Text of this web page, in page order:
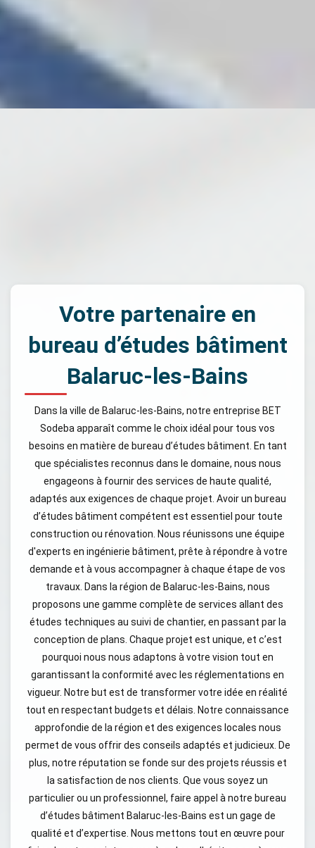
Votre partenaire en
bureau d’études bâtiment
Balaruc-les-Bains
Dans la ville de Balaruc-les-Bains, notre entreprise BET
Sodeba apparaît comme le choix idéal pour tous vos
besoins en matière de bureau d’études bâtiment. En tant
que spécialistes reconnus dans le domaine, nous nous
engageons à fournir des services de haute qualité,
adaptés aux exigences de chaque projet. Avoir un bureau
d’études bâtiment compétent est essentiel pour toute
construction ou rénovation. Nous réunissons une équipe
d'experts en ingénierie bâtiment, prête à répondre à votre
demande et à vous accompagner à chaque étape de vos
travaux. Dans la région de Balaruc-les-Bains, nous
proposons une gamme complète de services allant des
études techniques au suivi de chantier, en passant par la
conception de plans. Chaque projet est unique, et c’est
pourquoi nous nous adaptons à votre vision tout en
garantissant la conformité avec les réglementations en
vigueur. Notre but est de transformer votre idée en réalité
tout en respectant budgets et délais. Notre connaissance
approfondie de la région et des exigences locales nous
permet de vous offrir des conseils adaptés et judicieux. De
plus, notre réputation se fonde sur des projets réussis et
la satisfaction de nos clients. Que vous soyez un
particulier ou un professionnel, faire appel à notre bureau
d’études bâtiment Balaruc-les-Bains est un gage de
qualité et d’expertise. Nous mettons tout en œuvre pour